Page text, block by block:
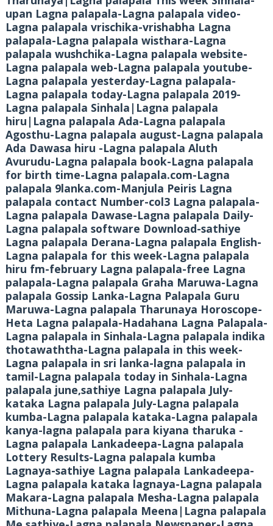
upan Lagna palapala-Lagna palapala video-
Lagna palapala vrischika-vrishabha Lagna
palapala-Lagna palapala wisthara-Lagna
palapala wushchika-Lagna palapala website-
Lagna palapala web-Lagna palapala youtube-
Lagna palapala yesterday-Lagna palapala-
Lagna palapala today-Lagna palapala 2019-
Lagna palapala Sinhala|Lagna palapala
hiru|Lagna palapala Ada-Lagna palapala
Agosthu-Lagna palapala august-Lagna palapala
Ada Dawasa hiru -Lagna palapala Aluth
Avurudu-Lagna palapala book-Lagna palapala
for birth time-Lagna palapala.com-Lagna
palapala 9lanka.com-Manjula Peiris Lagna
palapala contact Number-col3 Lagna palapala-
Lagna palapala Dawase-Lagna palapala Daily-
Lagna palapala software Download-sathiye
Lagna palapala Derana-Lagna palapala English-
Lagna palapala for this week-Lagna palapala
hiru fm-february Lagna palapala-free Lagna
palapala-Lagna palapala Graha Maruwa-Lagna
palapala Gossip Lanka-Lagna Palapala Guru
Maruwa-Lagna palapala Tharunaya Horoscope-
Heta Lagna palapala-Hadahana Lagna Palapala-
Lagna palapala in Sinhala-Lagna palapala indika
thotawaththa-Lagna palapala in this week-
Lagna palapala in sri lanka-lagna palapala in
tamil-Lagna palapala today in Sinhala-Lagna
palapala june,sathiye Lagna palapala July-
kataka Lagna palapala July-Lagna palapala
kumba-Lagna palapala kataka-Lagna palapala
kanya-lagna palapala para kiyana tharuka -
Lagna palapala Lankadeepa-Lagna palapala
Lottery Results-Lagna palapala kumba
Lagnaya-sathiye Lagna palapala Lankadeepa-
Lagna palapala kataka lagnaya-Lagna palapala
Makara-Lagna palapala Mesha-Lagna palapala
Mithuna-Lagna palapala Meena|Lagna palapala